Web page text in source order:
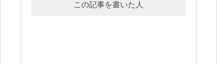
この記事を書いた人